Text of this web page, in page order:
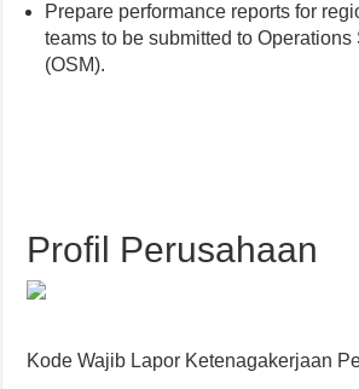
Prepare performance reports for
teams to be submitted to
(OSM).
Profil Perusahaan
Kode Wajib Lapor Ketenagakerjaan